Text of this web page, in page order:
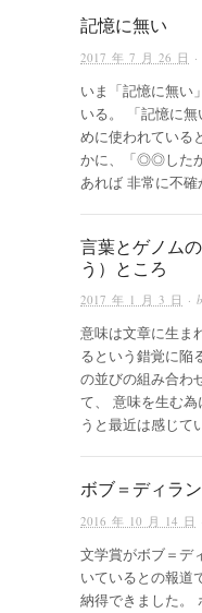
記憶に無い
2017 年 7 月 26 日
いま「記憶に無い
いる。 「記憶に
めに使われている
かに、「◎◎した
あれば 非常に不
言葉とゲノム
う）ところ
2017 年 1 月 3 日 ·
意味は文章に生ま
るという錯覚に陥
の並びの組み合わ
て、 意味を生む
うと最近は感じ
ボブ＝ディラン
2016 年 10 月 14 日
文学賞がボブ＝デ
いているとの報道
納得できました。